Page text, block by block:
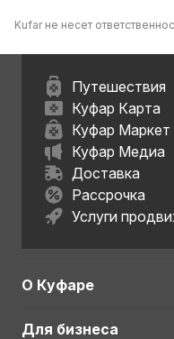
Kufar не несет
Путешествия
Куфар Карта
Куфар Маркет
Куфар Медиа
Доставка
Рассрочка
Услуги
О Куфаре
Для бизнеса